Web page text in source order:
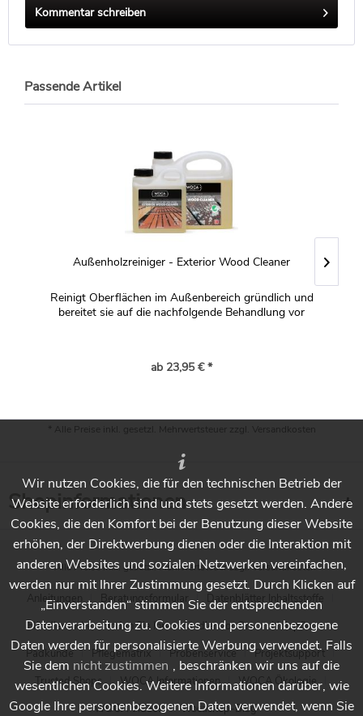
Kommentar schreiben
Passende Artikel
Außenholzreiniger - Exterior Wood Cleaner
Reinigt Oberflächen im Außenbereich gründlich und
bereitet sie auf die nachfolgende Behandlung vor
ab 23,95 € *
* Alle Preise inkl. gesetzl. Mehrwertsteuer zzgl. Versandkosten
Shopinformationen
* Alle Preise inkl. gesetzl. Mehrwertsteuer zzgl.Versandkosten
Anleitungen Beratungsformular
Datenblätter Inhaltsstoffe
Händlersuche - Finden Sie Ihren Händler vor Ort
Holzpflege
Padkunde
Pflegematrix Probenservice
Projektsupport
Trusted Shops
WOCA Informationen
WOCA Ökologie
WOCA Videos
Wocashop-Blog
Wir nutzen Cookies, die für den technischen Betrieb der
Website erforderlich sind und stets gesetzt werden. Andere
Cookies, die den Komfort bei der Benutzung dieser Website
erhöhen, der Direktwerbung dienen oder die Interaktion mit
anderen Websites und sozialen Netzwerken vereinfachen,
werden nur mit Ihrer Zustimmung gesetzt. Durch Klicken auf
„Einverstanden“ stimmen Sie der entsprechenden
Datenverarbeitung zu. Cookies und personenbezogene
Daten werden für personalisierte Werbung verwendet. Falls
Sie dem nicht zustimmen , beschränken wir uns auf die
wesentlichen Cookies. Weitere Informationen darüber, wie
Google Ihre personenbezogenen Daten verwendet, wenn Sie